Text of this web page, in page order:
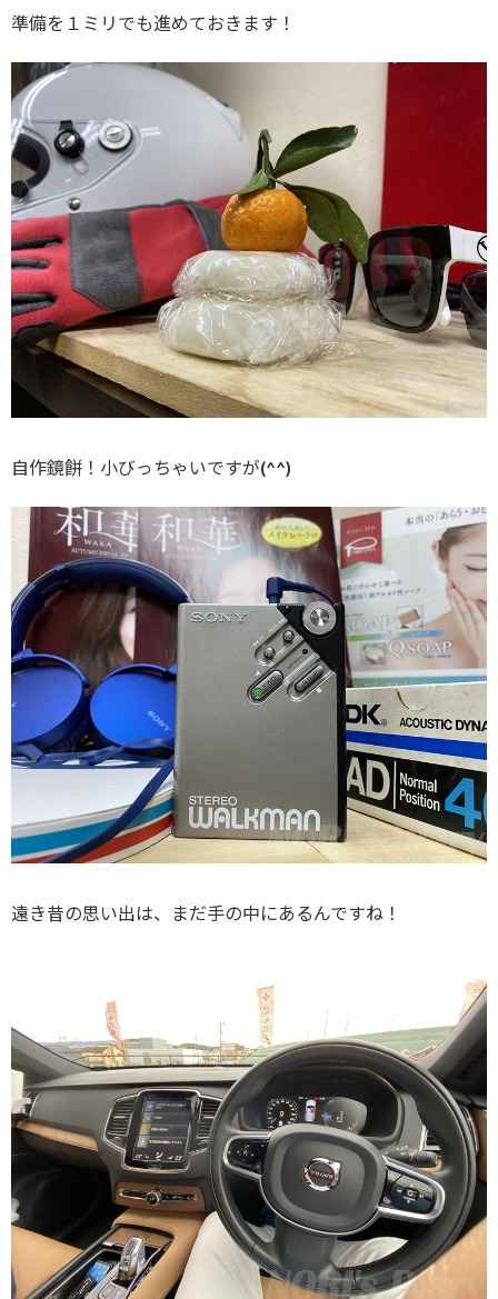
準備を１ミリでも進めておきます！
自作鏡餅！小びっちゃいですが(^^)
遠き昔の思い出は、まだ手の中にあるんですね！